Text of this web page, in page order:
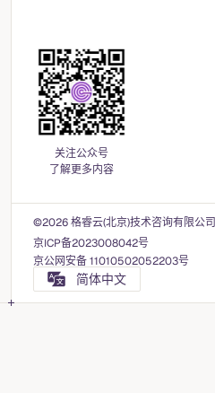
关注公众号
了解更多内容
©2026 格睿云(北京)技术咨询有限公司
京ICP备2023008042号
京公网安备 11010502052203号
简体中文